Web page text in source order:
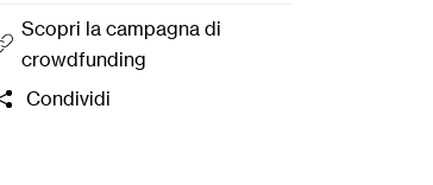
senza filtri.
Scopri la campagna di
crowdfunding
Condividi